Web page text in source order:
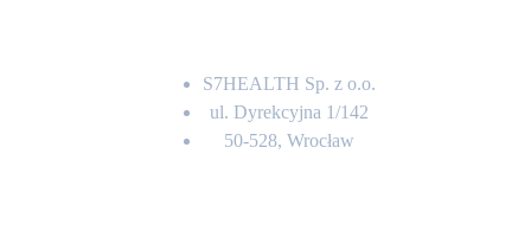
S7HEALTH Sp. z o.o.
ul. Dyrekcyjna 1/142
50-528, Wrocław